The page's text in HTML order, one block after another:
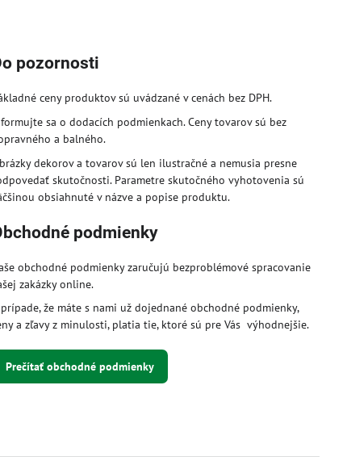
pozornosti
ceny produktov sú uvádzané v cenách bez DPH.
sa o dodacích podmienkach. Ceny tovarov sú bez
a balného.
dekorov a tovarov sú len ilustračné a nemusia presne
skutočnosti. Parametre skutočného vyhotovenia sú
obsiahnuté v názve a popise produktu.
podmienky
obchodné podmienky zaručujú bezproblémové spracovanie
zakázky online.
že máte s nami už dojednané obchodné podmienky,
a zľavy z minulosti, platia tie, ktoré sú pre Vás výhodnejšie.
Prečítať obchodné podmienky